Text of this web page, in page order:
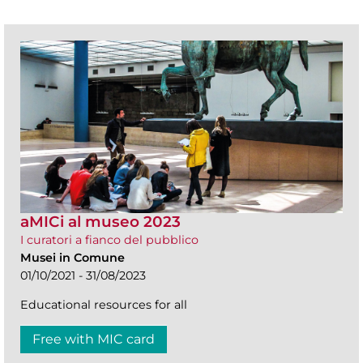
aMICi al museo 2023
I curatori a fianco del pubblico
Musei in Comune
01/10/2021 - 31/08/2023
Educational resources for all
Free with MIC card